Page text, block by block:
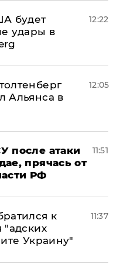
будет
удары в
12:22
Альянса в
12:05
после атаки
прячась от
РФ
11:51
к
"адских
Украину"
11:37